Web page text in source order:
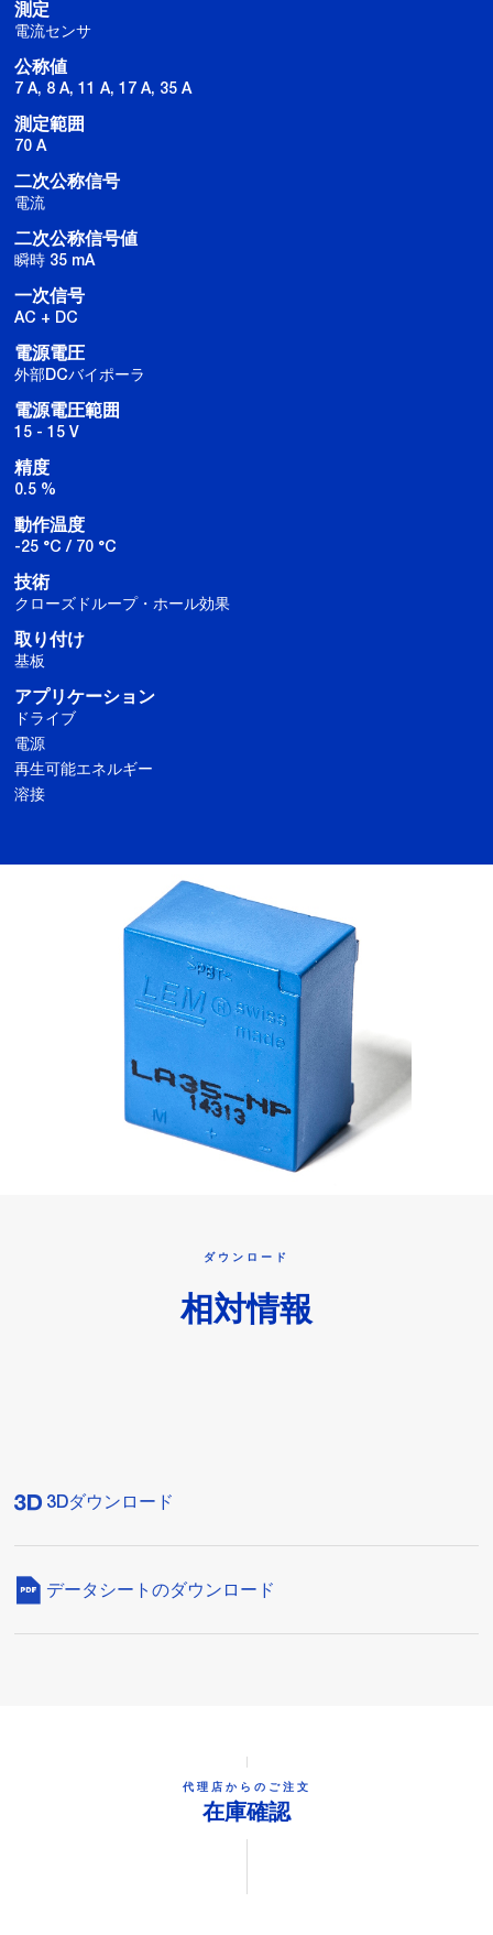
測定
電流センサ
公称値
7 A, 8 A, 11 A, 17 A, 35 A
測定範囲
70 A
二次公称信号
電流
二次公称信号値
瞬時 35 mA
一次信号
AC + DC
電源電圧
外部DCバイポーラ
電源電圧範囲
15 - 15 V
精度
0.5 %
動作温度
-25 °C / 70 °C
技術
クローズドループ・ホール効果
取り付け
基板
アプリケーション
ドライブ
電源
再生可能エネルギー
溶接
ダウンロード
相対情報
3Dダウンロード
データシートのダウンロード
代理店からのご注文
在庫確認